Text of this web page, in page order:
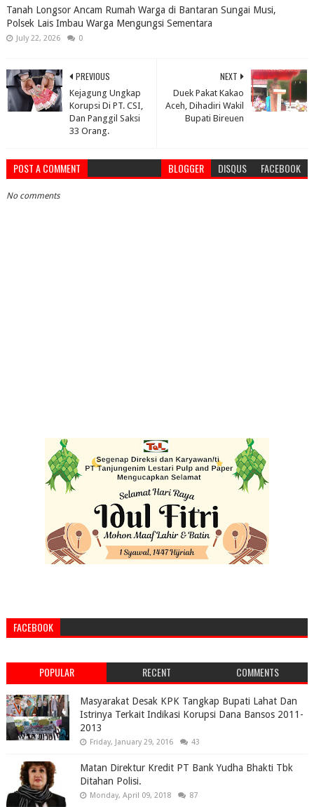
Tanah Longsor Ancam Rumah Warga di Bantaran Sungai Musi,
Polsek Lais Imbau Warga Mengungsi Sementara
July 22, 2026 0
NEXT
Duek Pakat Kakao
Aceh, Dihadiri Wakil
Bupati Bireuen
PREVIOUS
Kejagung Ungkap
Korupsi Di PT. CSI,
Dan Panggil Saksi
33 Orang.
POST A COMMENT BLOGGER DISQUS FACEBOOK
No comments
FACEBOOK
POPULAR RECENT COMMENTS
Masyarakat Desak KPK Tangkap Bupati Lahat Dan
Istrinya Terkait Indikasi Korupsi Dana Bansos 2011-
2013
Friday, January 29, 2016 43
Matan Direktur Kredit PT Bank Yudha Bhakti Tbk
Ditahan Polisi.
Monday, April 09, 2018 87